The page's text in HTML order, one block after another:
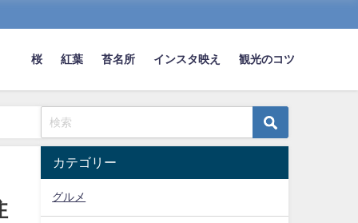
桜 紅葉 苔名所 インスタ映え 観光のコツ
カテゴリー
グルメ